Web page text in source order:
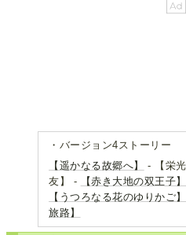
・バージョン4ストーリー
【遥かなる故郷へ】
- 【栄
友】 -
【赤き大地の双王子】
【うつろなる花のゆりかご】
旅路】